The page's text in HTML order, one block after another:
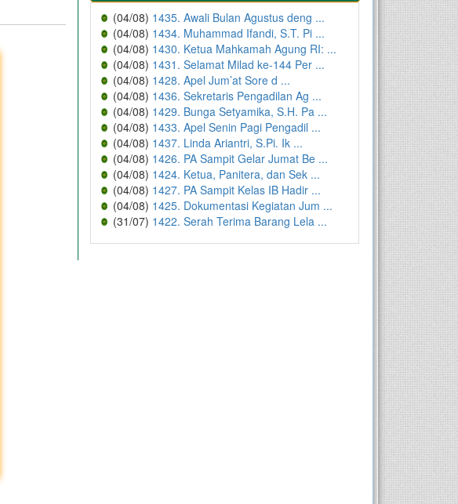
(04/08) 1435. Awali Bulan Agustus deng ...
(04/08) 1434. Muhammad Ifandi, S.T. Pi ...
(04/08) 1430. Ketua Mahkamah Agung RI: ...
(04/08) 1431. Selamat Milad ke-144 Per ...
(04/08) 1428. Apel Jum’at Sore d ...
(04/08) 1436. Sekretaris Pengadilan Ag ...
(04/08) 1429. Bunga Setyamika, S.H. Pa ...
(04/08) 1433. Apel Senin Pagi Pengadil ...
(04/08) 1437. Linda Ariantri, S.Pi. Ik ...
(04/08) 1426. PA Sampit Gelar Jumat Be ...
(04/08) 1424. Ketua, Panitera, dan Sek ...
(04/08) 1427. PA Sampit Kelas IB Hadir ...
(04/08) 1425. Dokumentasi Kegiatan Jum ...
(31/07) 1422. Serah Terima Barang Lela ...